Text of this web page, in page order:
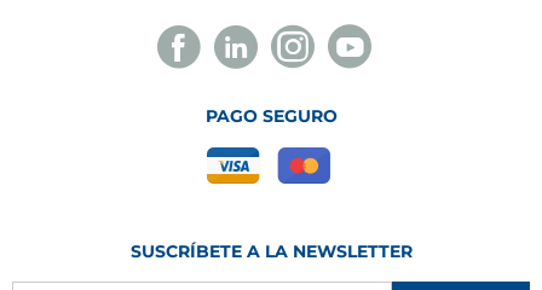
Facebook
Novelec
Linkedin
Novelec
Instagram
Novelec
Youtube
Novelec
PAGO SEGURO
SUSCRÍBETE A LA NEWSLETTER